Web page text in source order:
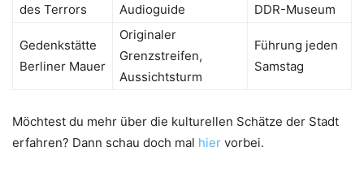
des Terrors
Audioguide
DDR-Museum
Gedenkstätte
Berliner Mauer
Originaler
Grenzstreifen,
Aussichtsturm
Führung jeden
Samstag
Möchtest du mehr über die kulturellen Schätze der Stadt
erfahren? Dann schau doch mal hier vorbei.